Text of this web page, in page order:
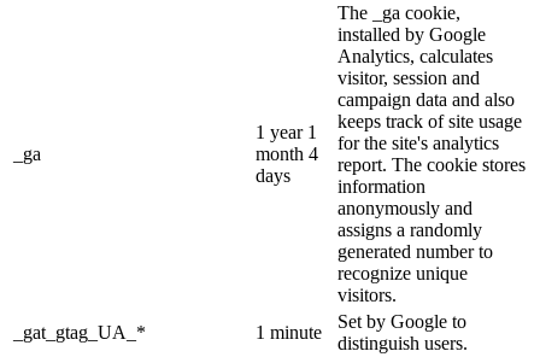
_ga
1 year 1
month 4
days
The _ga cookie,
installed by Google
Analytics, calculates
visitor, session and
campaign data and also
keeps track of site usage
for the site's analytics
report. The cookie stores
information
anonymously and
assigns a randomly
generated number to
recognize unique
visitors.
_gat_gtag_UA_*
1 minute
Set by Google to
distinguish users.